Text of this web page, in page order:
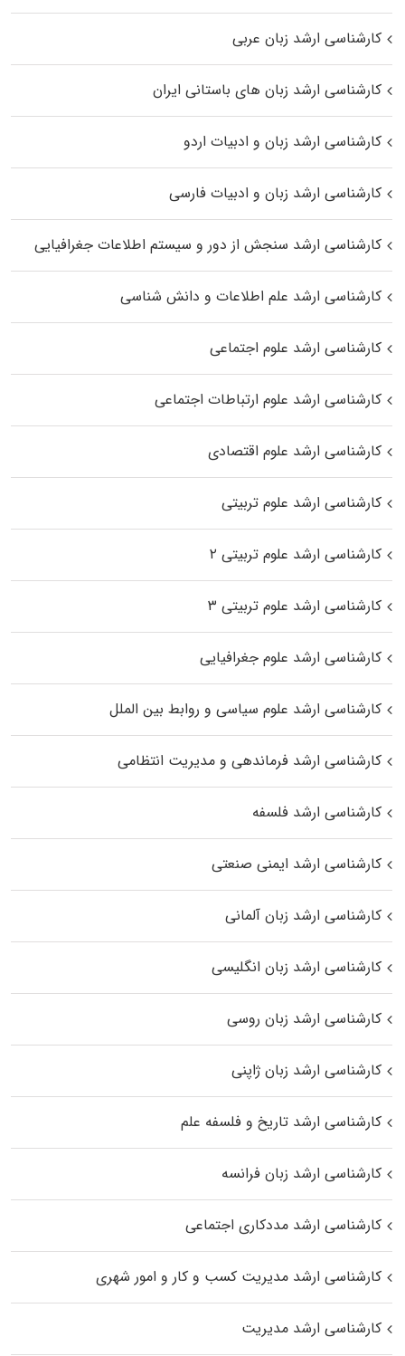
کارشناسی ارشد زبان عربی
کارشناسی ارشد زبان‌ های باستانی ایران
کارشناسی ارشد زبان و ادبیات اردو
کارشناسی ارشد زبان و ادبیات فارسی
کارشناسی ارشد سنجش از دور و سیستم اطلاعات جغرافیایی
کارشناسی ارشد علم اطلاعات و دانش شناسی
کارشناسی ارشد علوم اجتماعی
کارشناسی ارشد علوم ارتباطات اجتماعی
کارشناسی ارشد علوم اقتصادی
کارشناسی ارشد علوم تربیتی
کارشناسی ارشد علوم تربیتی ۲
کارشناسی ارشد علوم تربیتی ۳
کارشناسی ارشد علوم جغرافیایی
کارشناسی ارشد علوم سیاسی و روابط بین الملل
کارشناسی ارشد فرماندهی و مدیریت انتظامی
کارشناسی ارشد فلسفه
کارشناسی ارشد ایمنی صنعتی
کارشناسی ارشد زبان آلمانی
کارشناسی ارشد زبان انگلیسی
کارشناسی ارشد زبان روسی
کارشناسی ارشد زبان ژاپنی
کارشناسی ارشد تاریخ و فلسفه علم
کارشناسی ارشد زبان فرانسه
کارشناسی ارشد مددکاری اجتماعی
کارشناسی ارشد مدیریت کسب و کار و امور شهری
کارشناسی ارشد مدیریت